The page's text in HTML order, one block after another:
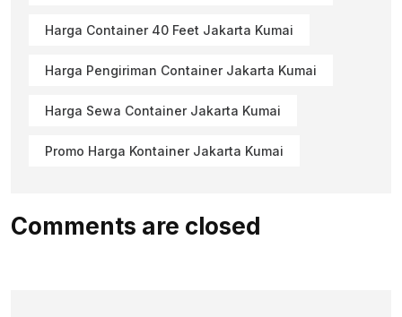
Harga Container 40 Feet Jakarta Kumai
Harga Pengiriman Container Jakarta Kumai
Harga Sewa Container Jakarta Kumai
Promo Harga Kontainer Jakarta Kumai
Comments are closed